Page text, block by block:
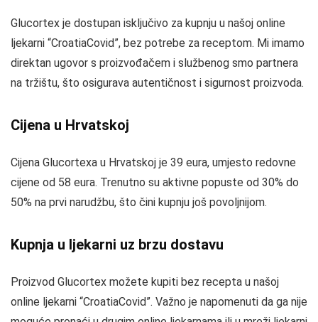
Glucortex je dostupan isključivo za kupnju u našoj online
ljekarni “CroatiaCovid”, bez potrebe za receptom. Mi imamo
direktan ugovor s proizvođačem i službenog smo partnera
na tržištu, što osigurava autentičnost i sigurnost proizvoda.
Cijena u Hrvatskoj
Cijena Glucortexa u Hrvatskoj je 39 eura, umjesto redovne
cijene od 58 eura. Trenutno su aktivne popuste od 30% do
50% na prvi narudžbu, što čini kupnju još povoljnijom.
Kupnja u ljekarni uz brzu dostavu
Proizvod Glucortex možete kupiti bez recepta u našoj
online ljekarni “CroatiaCovid”. Važno je napomenuti da ga nije